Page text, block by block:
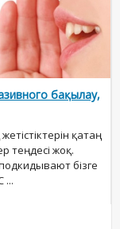
бақылау,
қатаң
теңдесі жоқ.
бізге
...